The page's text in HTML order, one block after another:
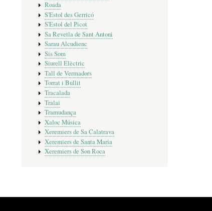
Roada
S'Estol des Gerricó
S'Estol del Picot
Sa Revetla de Sant Antoni
Sarau Alcudienc
Sis Som
Siurell Elèctric
Tall de Vermadors
Torrat i Bullit
Tracalada
Tralai
Tramudança
Xaloc Música
Xeremiers de Sa Calatrava
Xeremiers de Santa Maria
Xeremiers de Son Roca